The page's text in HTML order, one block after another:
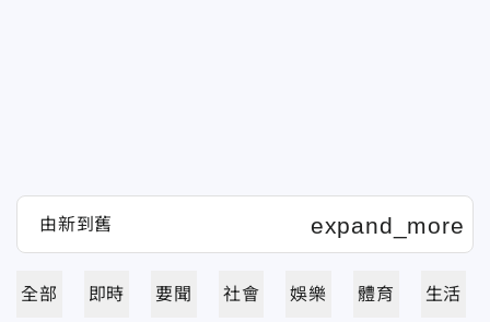
全部 即時 要聞 社會 娛樂 體育 生活